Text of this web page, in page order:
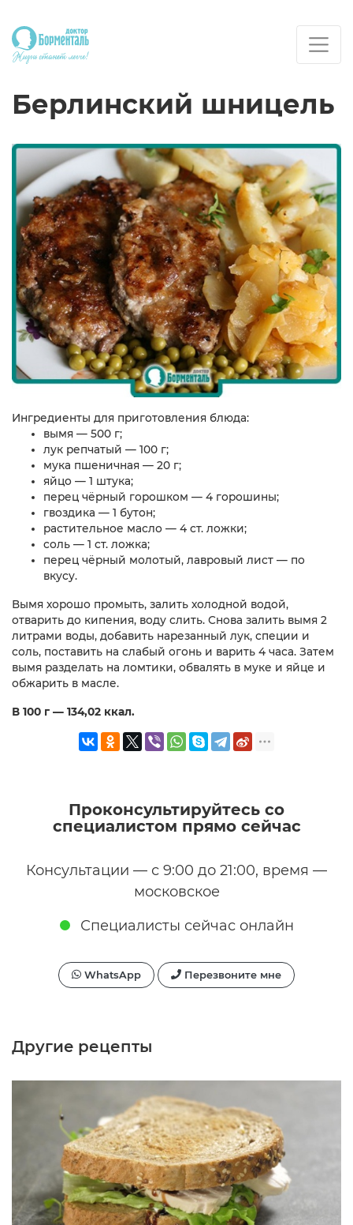
Берлинский шницель
Ингредиенты для приготовления блюда:
вымя — 500 г;
лук репчатый — 100 г;
мука пшеничная — 20 г;
яйцо — 1 штука;
перец чёрный горошком — 4 горошины;
гвоздика — 1 бутон;
растительное масло — 4 ст. ложки;
соль — 1 ст. ложка;
перец чёрный молотый, лавровый лист — по
вкусу.
Вымя хорошо промыть, залить холодной водой,
отварить до кипения, воду слить. Снова залить вымя 2
литрами воды, добавить нарезанный лук, специи и
соль, поставить на слабый огонь и варить 4 часа. Затем
вымя разделать на ломтики, обвалять в муке и яйце и
обжарить в масле.
В 100 г — 134,02 ккал.
Проконсультируйтесь со
специалистом прямо сейчас
Консультации — с 9:00 до 21:00, время —
московское
Специалисты сейчас онлайн
WhatsApp Перезвоните мне
Другие рецепты